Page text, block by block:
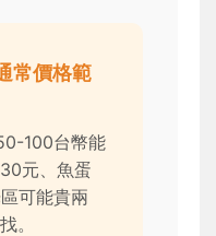
常價格範
100台幣能
元、魚蛋
可能貴兩
。